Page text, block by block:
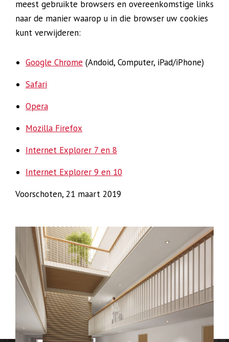
meest gebruikte browsers en overeenkomstige links
naar de manier waarop u in die browser uw cookies
kunt verwijderen:
Google Chrome (Andoid, Computer, iPad/iPhone)
Safari
Opera
Mozilla Firefox
Internet Explorer 7 en 8
Internet Explorer 9 en 10
Voorschoten, 21 maart 2019